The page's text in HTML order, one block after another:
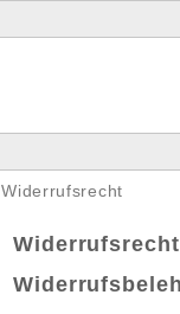
Widerrufsrecht
Widerrufsrecht